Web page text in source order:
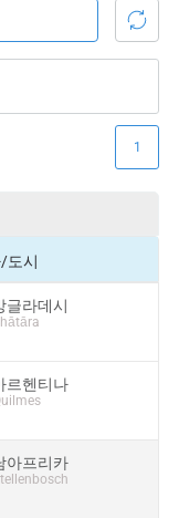
1
도시
글라데시
르헨티나
아프리카